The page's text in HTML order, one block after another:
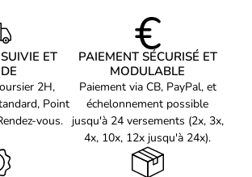
65 W
Oui
ET
2H,
Point
vous.
PAIEMENT SÉCURISÉ ET
MODULABLE
Paiement via CB, PayPal, et
échelonnement possible
jusqu'à 24 versements (2x, 3x,
4x, 10x, 12x jusqu'à 24x).